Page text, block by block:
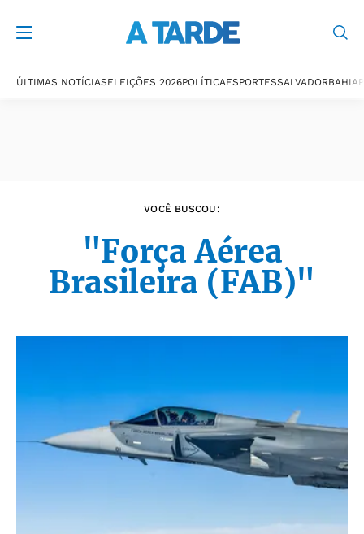
ÚLTIMAS NOTÍCIASELEIÇÕES 2026POLÍTICAESPORTESSALVADORBAHIA
VOCÊ BUSCOU:
"Força Aérea
Brasileira (FAB)"